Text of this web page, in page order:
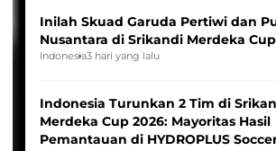
Inilah Skuad Garuda Pertiwi dan
Nusantara di Srikandi Merdeka
Indonesia3 hari yang lalu
Indonesia Turunkan 2 Tim di
Merdeka Cup 2026: Mayoritas Hasil
Pemantauan di HYDROPLUS